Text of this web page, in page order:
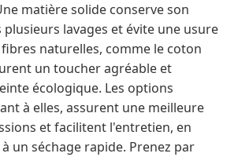
matière solide conserve son
lavages et évite une usure
naturelles, comme le coton
un toucher agréable et
écologique. Les options
à elles, assurent une meilleure
et facilitent l'entretien, en
un séchage rapide. Prenez par